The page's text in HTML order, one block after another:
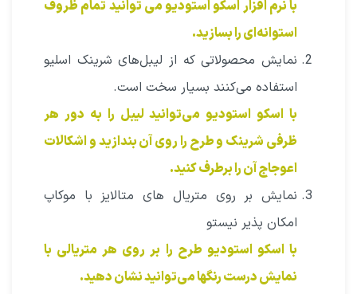
با نرم افزار اسکو استودیو می توانید تمام ظروف
استوانه‌ای را بسازید.
نمایش محصولاتی که از لیبل‌های شرینک اسلیو
استفاده می‌کنند بسیار سخت است.
با اسکو استودیو می‌توانید لیبل را به دور هر
ظرفی شرینک و طرح را روی آن بندازید و اشکالات
اعوجاج آن را برطرف کنید.
نمایش بر روی متریال های متالایز با موکاپ
امکان پذیر نیستو
با اسکو استودیو طرح را بر روی هر متریالی با
نمایش درست رنگها می‌توانید نشان دهید.